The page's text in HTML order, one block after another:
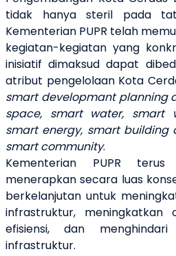
tidak hanya steril pada
Kementerian PUPR telah
kegiatan-kegiatan yang
inisiatif dimaksud dapat
atribut pengelolaan Kota
smart developmant planning
space, smart water, smart
smart energy, smart building
smart community.
Kementerian PUPR
menerapkan secara luas
berkelanjutan untuk
infrastruktur, meningkatkan
efisiensi, dan
infrastruktur.